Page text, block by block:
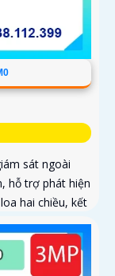
sát ngoài
hỗ trợ phát hiện
hai chiều, kết
và văn